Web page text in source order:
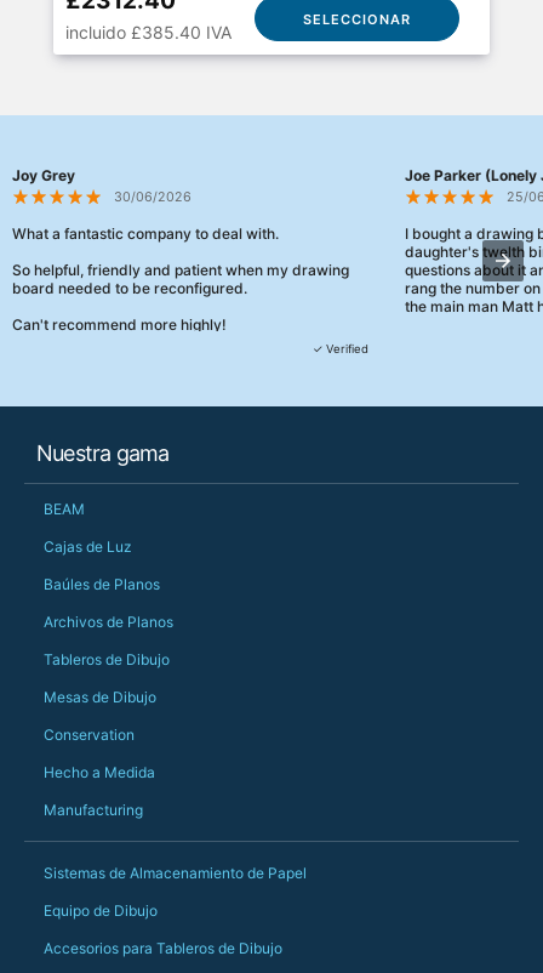
incluido £385.40 IVA
SELECCIONAR
Joy Grey
30/06/2026
What a fantastic company to deal with.
So helpful, friendly and patient when my drawing
board needed to be reconfigured.
Can't recommend more highly!
✓ Verified
Joe Parker (Lonely
25/
I bought a drawing
daughter's twelth
questions about it
rang the number
the main man Matt
Nuestra gama
BEAM
Cajas de Luz
Baúles de Planos
Archivos de Planos
Tableros de Dibujo
Mesas de Dibujo
Conservation
Hecho a Medida
Manufacturing
Sistemas de Almacenamiento de Papel
Equipo de Dibujo
Accesorios para Tableros de Dibujo